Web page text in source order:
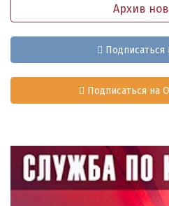
Архив
Подписаться
Подписаться на